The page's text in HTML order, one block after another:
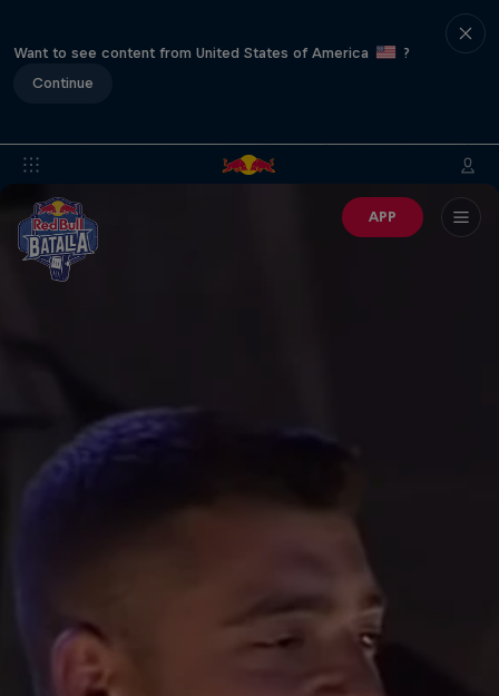
Want to see content from United States of America
?
Continue
APP